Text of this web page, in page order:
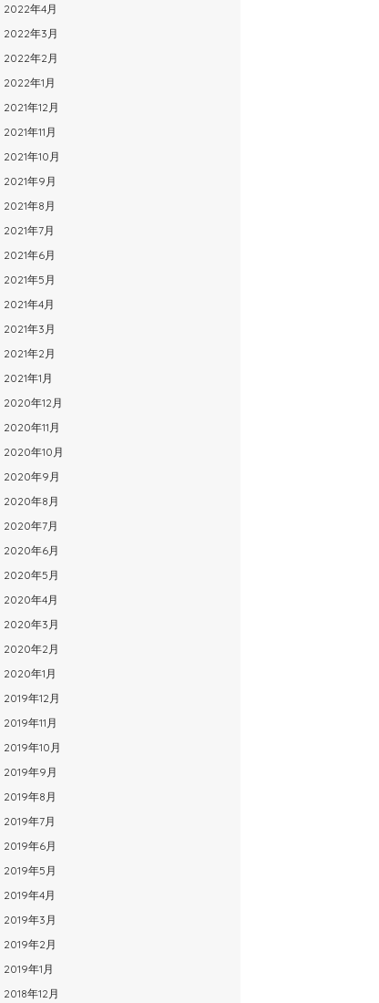
2022年4月
2022年3月
2022年2月
2022年1月
2021年12月
2021年11月
2021年10月
2021年9月
2021年8月
2021年7月
2021年6月
2021年5月
2021年4月
2021年3月
2021年2月
2021年1月
2020年12月
2020年11月
2020年10月
2020年9月
2020年8月
2020年7月
2020年6月
2020年5月
2020年4月
2020年3月
2020年2月
2020年1月
2019年12月
2019年11月
2019年10月
2019年9月
2019年8月
2019年7月
2019年6月
2019年5月
2019年4月
2019年3月
2019年2月
2019年1月
2018年12月